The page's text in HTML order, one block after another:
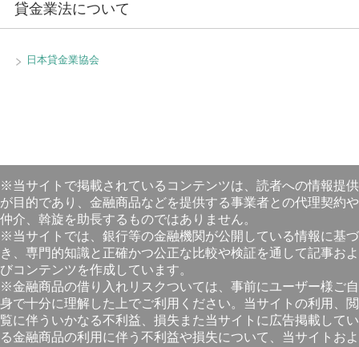
貸金業法について
日本貸金業協会
※当サイトで掲載されているコンテンツは、読者への情報提供
が目的であり、金融商品などを提供する事業者との代理契約や
仲介、斡旋を助長するものではありません。
※当サイトでは、銀行等の金融機関が公開している情報に基づ
き、専門的知識と正確かつ公正な比較や検証を通して記事およ
びコンテンツを作成しています。
※金融商品の借り入れリスクついては、事前にユーザー様ご自
身で十分に理解した上でご利用ください。当サイトの利用、閲
覧に伴ういかなる不利益、損失また当サイトに広告掲載してい
る金融商品の利用に伴う不利益や損失について、当サイトおよ